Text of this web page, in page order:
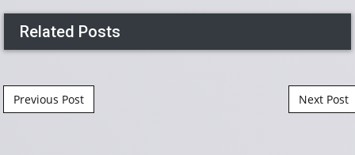
Related Posts
Post navigation
Previous Post Next Post